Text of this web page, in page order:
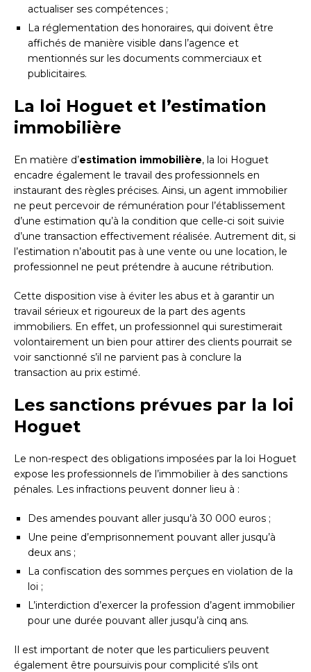
actualiser ses compétences ;
La réglementation des honoraires, qui doivent être
affichés de manière visible dans l’agence et
mentionnés sur les documents commerciaux et
publicitaires.
La loi Hoguet et l’estimation
immobilière
En matière d’estimation immobilière, la loi Hoguet
encadre également le travail des professionnels en
instaurant des règles précises. Ainsi, un agent immobilier
ne peut percevoir de rémunération pour l’établissement
d’une estimation qu’à la condition que celle-ci soit suivie
d’une transaction effectivement réalisée. Autrement dit, si
l’estimation n’aboutit pas à une vente ou une location, le
professionnel ne peut prétendre à aucune rétribution.
Cette disposition vise à éviter les abus et à garantir un
travail sérieux et rigoureux de la part des agents
immobiliers. En effet, un professionnel qui surestimerait
volontairement un bien pour attirer des clients pourrait se
voir sanctionné s’il ne parvient pas à conclure la
transaction au prix estimé.
Les sanctions prévues par la loi
Hoguet
Le non-respect des obligations imposées par la loi Hoguet
expose les professionnels de l’immobilier à des sanctions
pénales. Les infractions peuvent donner lieu à :
Des amendes pouvant aller jusqu’à 30 000 euros ;
Une peine d’emprisonnement pouvant aller jusqu’à
deux ans ;
La confiscation des sommes perçues en violation de la
loi ;
L’interdiction d’exercer la profession d’agent immobilier
pour une durée pouvant aller jusqu’à cinq ans.
Il est important de noter que les particuliers peuvent
également être poursuivis pour complicité s’ils ont